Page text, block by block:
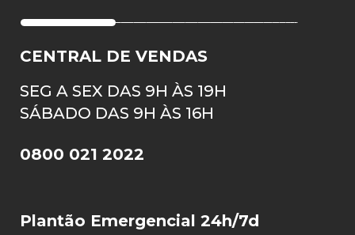
CENTRAL DE VENDAS
SEG A SEX DAS 9H ÀS 19H
SÁBADO DAS 9H ÀS 16H
0800 021 2022
Plantão Emergencial 24h/7d